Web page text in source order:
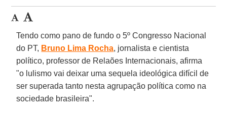
Tendo como pano de fundo o 5º Congresso Nacional
do PT, Bruno Lima Rocha, jornalista e cientista
político, professor de Relaões Internacionais, afirma
"o lulismo vai deixar uma sequela ideológica difícil de
ser superada tanto nesta agrupação política como na
sociedade brasileira".